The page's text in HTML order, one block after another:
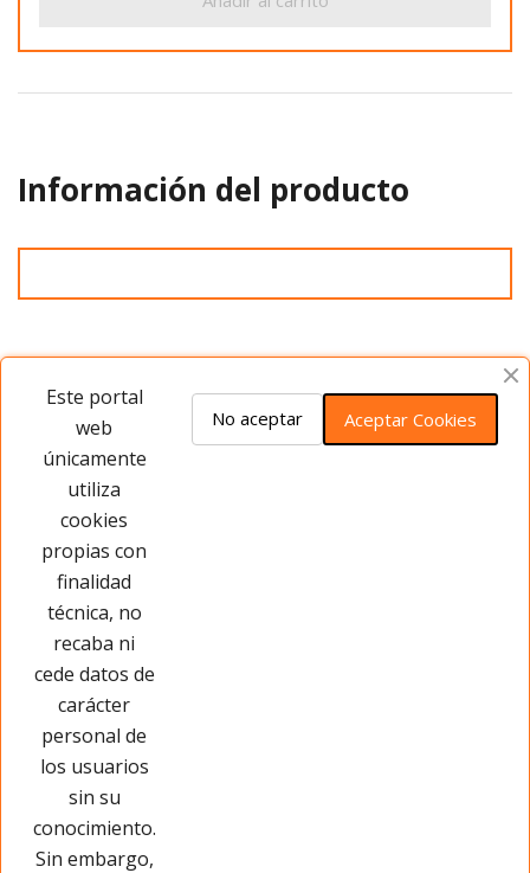
Información del producto
Opiniones del producto
Este producto no tiene opiniones ¡Sé
Este portal
web
únicamente
utiliza
cookies
propias con
finalidad
técnica, no
recaba ni
cede datos de
carácter
personal de
los usuarios
sin su
conocimiento.
Sin embargo,
Aceptar Cookies
No aceptar